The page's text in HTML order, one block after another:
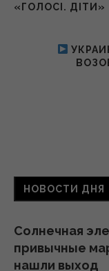
«ГОЛОСІ. ДІТИ»
НОВОСТИ ДНЯ
Солнечная
привычные
нашли выход